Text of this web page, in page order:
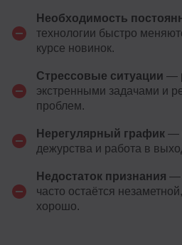
Необходимость
технологии быстро
курсе новинок.
Стрессовые ситуации —
экстренными задачами и
проблем.
Нерегулярный график —
дежурства и работа в
Недостаток признания —
часто остаётся
хорошо.